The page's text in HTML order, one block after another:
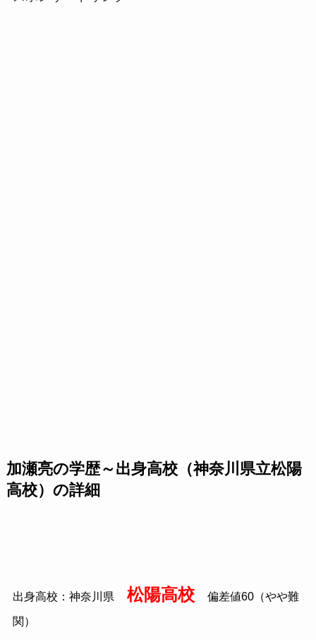
加瀬亮の学歴～出身高校（神奈川県立松陽
高校）の詳細
出身高校：神奈川県 松陽高校 偏差値60（やや難
関）